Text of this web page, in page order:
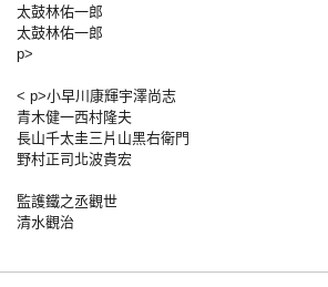
太鼓林佑一郎
太鼓林佑一郎
p>
< p>小早川康輝宇澤尚志
青木健一西村隆夫
長山千太圭三片山黑右衛門
野村正司北波貴宏
監護鐵之丞觀世
清水觀治